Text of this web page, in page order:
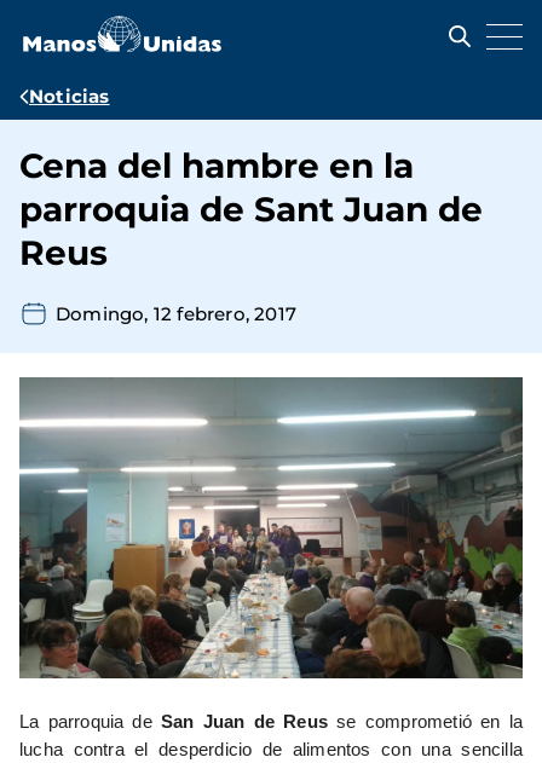
contenido
Ruta
navegación
Noticias
Cena del hambre en la
parroquia de Sant Juan de
Reus
Domingo, 12 febrero, 2017
La parroquia deSan Juan de Reus se comprometió en la
lucha contra el desperdicio de alimentos con una sencilla